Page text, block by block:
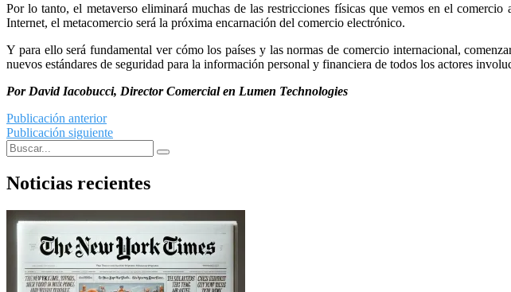
Por lo tanto, el metaverso eliminará muchas de las restricciones físicas que vemos en el
Internet, el metacomercio será la próxima encarnación del comercio electrónico.
Y para ello será fundamental ver cómo los países y las normas de comercio internacional,
nuevos estándares de seguridad para la información personal y financiera de todos los actores
Por David Iacobucci, Director Comercial en Lumen Technologies
Publicación anterior
Publicación siguiente
Noticias recientes